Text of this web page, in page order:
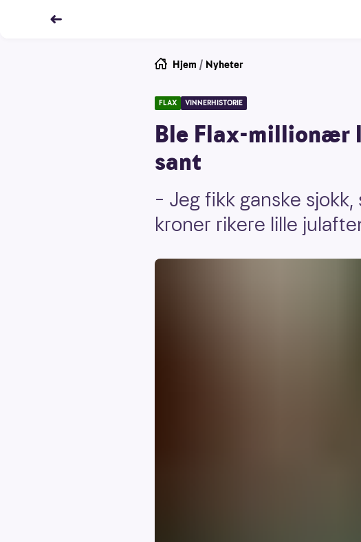
Hjem / Nyheter
FLAX VINNERHISTORIE
Ble Flax-millionær
sant
– Jeg fikk ganske
kroner rikere lille